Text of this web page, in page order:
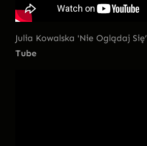
Julia Kowalska 'Nie Oglądaj Się’
Tube